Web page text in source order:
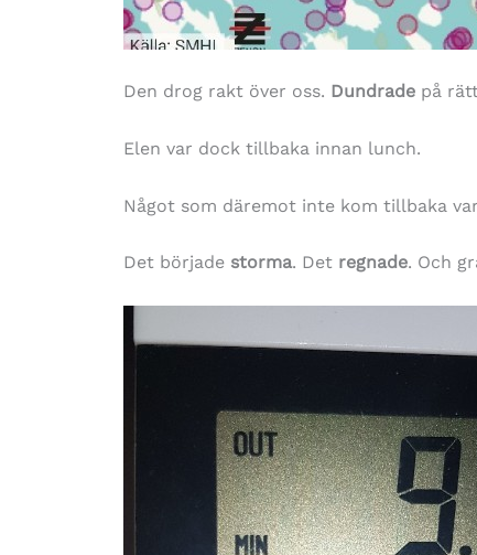
Den drog rakt över oss. Dundrade på
Elen var dock tillbaka innan lunch.
Något som däremot inte kom tillbaka
Det började storma. Det regnade. Och